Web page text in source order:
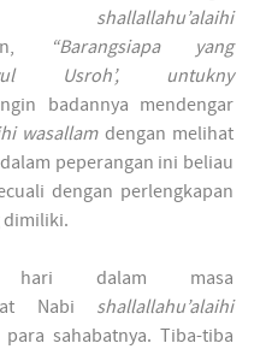
shallallahu’alaihi
“Barangsiapa yang
Usroh’, untukny
badannya mendengar
wasallamdengan melihat
peperangan ini beliau
dengan perlengkapan
dimiliki.
dalam masa
Nabi shallallahu’alaihi
sahabatnya. Tiba-tiba